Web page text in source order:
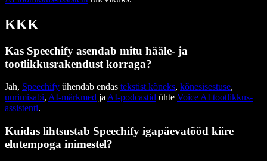
KKK
Kas Speechify asendab mitu hääle- ja
tootlikkusrakendust korraga?
Jah, Speechify ühendab endas tekstist kõneks, kõnesisestuse,
uurimisabi, AI-märkmed ja AI-podcastid ühte Voice AI tootlikkus-
assistenti.
Kuidas lihtsustab Speechify igapäevatööd kiire
elutempoga inimestel?